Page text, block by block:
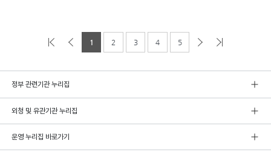
1 2 3 4 5
정부 관련기관 누리집
외청 및 유관기관 누리집
운영 누리집 바로가기